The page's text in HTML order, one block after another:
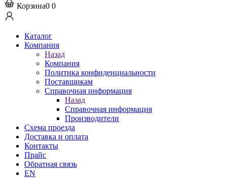
Корзина0 0
Каталог
Компания
Назад
Компания
Политика конфиденциальности
Поставщикам
Справочная информация
Назад
Справочная информация
Производители
Схема проезда
Доставка и оплата
Контакты
Прайс
Обратная связь
EN